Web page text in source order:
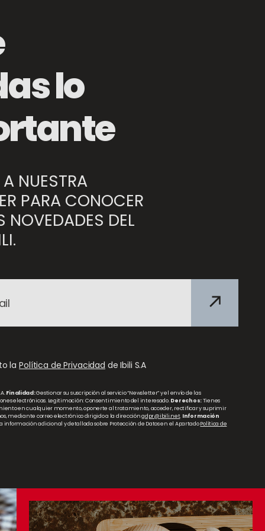
lo
NUESTRA
PARA CONOCER
NOVEDADES DEL
laPolítica de Privacidad de Ibili S.A
Finalidad:Gestionar su suscripción al servicio “Newsletter” y el envío de las
electrónicas. Legitimación: Consentimiento del interesado.Derechos:Tienes
en cualquier momento, oponerte al tratamiento, acceder, rectificar y suprimir
mediante correo electrónico dirigido a la direccióngdpr@ibili.net. Información
información adicional y detallada sobre Protección de Datos en el ApartadoPolítica de